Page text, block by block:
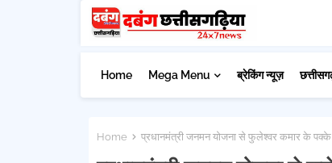
Home Mega Menu ब्रेकिंग न्यूज़
Home प्रधानमंत्री जनमन योजना से फुलेश्वर कमार के